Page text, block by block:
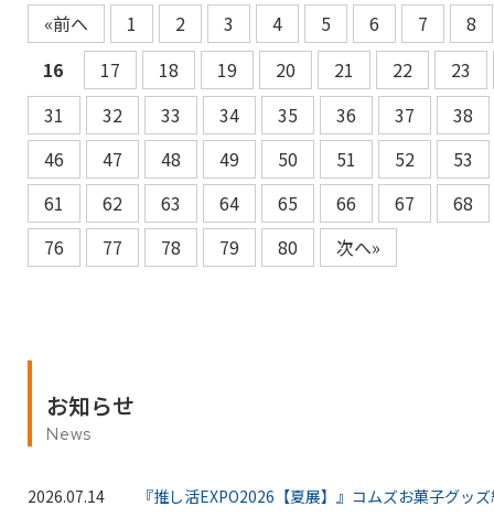
«前へ 1 2 3 4 5 6 7
8
16
17 18 19 20 21 22
23
31
32 33 34 35 36 37
38
46
47 48 49 50 51 52
53
61
62 63 64 65 66 67
68
76
77 78 79 80 次へ»
お知らせ
News
2026.07.14
『推し活EXPO2026【夏展】』コムズお菓子グッ